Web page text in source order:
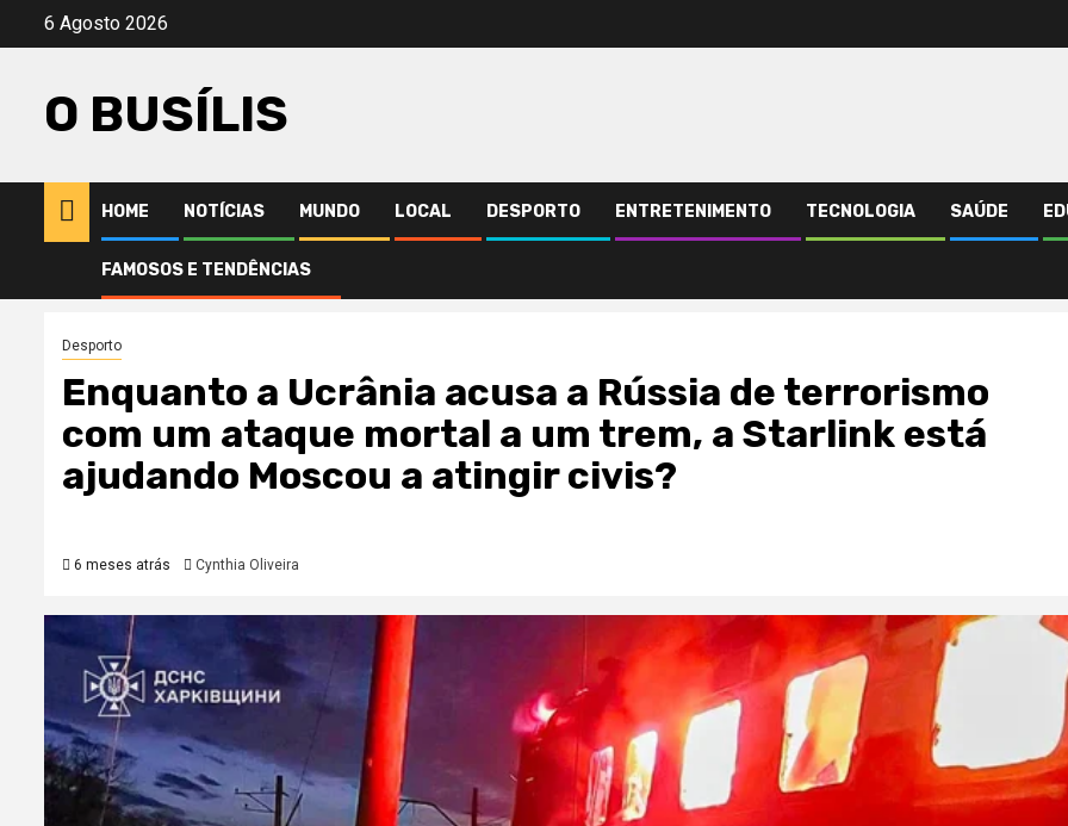
Avançar
conteúdo
6 Agosto 2026
O BUSÍLIS
HOME NOTÍCIAS MUNDO LOCAL DESPORTO ENTRETENIMENTO TECNOLOGIA SAÚDE
FAMOSOS E TENDÊNCIAS
Desporto Enquanto a Ucrânia acusa a Rússia de terrorismo com um ataque mortal a um trem, a Starlink está ajudando Moscou a atingir
Desporto
Enquanto a Ucrânia acusa a Rússia de terrorismo
com um ataque mortal a um trem, a Starlink está
ajudando Moscou a atingir civis?
6 meses atrás Cynthia Oliveira